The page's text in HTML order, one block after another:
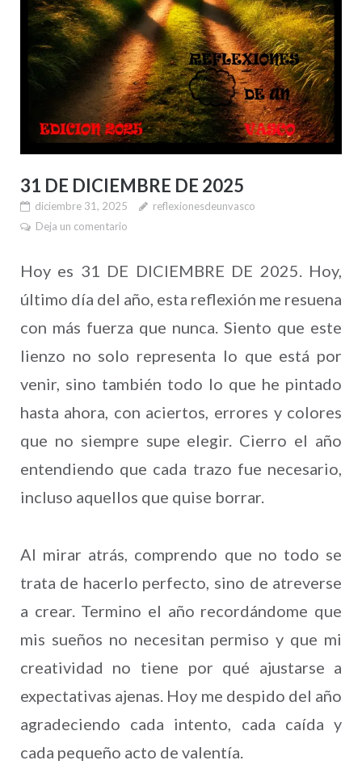
31 DE DICIEMBRE DE 2025
diciembre 31, 2025
reflexionesdeunvasco
Deja un comentario
Hoy es 31 DE DICIEMBRE DE 2025. Hoy,
último día del año, esta reflexión me resuena
con más fuerza que nunca. Siento que este
lienzo no solo representa lo que está por
venir, sino también todo lo que he pintado
hasta ahora, con aciertos, errores y colores
que no siempre supe elegir. Cierro el año
entendiendo que cada trazo fue necesario,
incluso aquellos que quise borrar.
Al mirar atrás, comprendo que no todo se
trata de hacerlo perfecto, sino de atreverse
a crear. Termino el año recordándome que
mis sueños no necesitan permiso y que mi
creatividad no tiene por qué ajustarse a
expectativas ajenas. Hoy me despido del año
agradeciendo cada intento, cada caída y
cada pequeño acto de valentía.